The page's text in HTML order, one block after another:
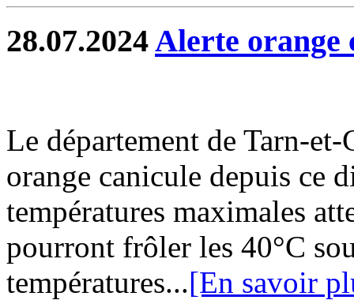
28.07.2024Alerte orange
Le département de Tarn-
orange canicule depuis ce
températures maximales
pourront frôler les 40°C
températures...[En savoir